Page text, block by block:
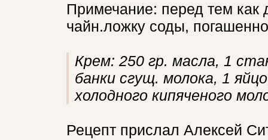
Примечание: перед тем как
чайн.ложку соды,
Крем: 250 гр. масла, 1
банки сгущ. молока, 1
холодного кипяченого
Рецепт прислал Алексей